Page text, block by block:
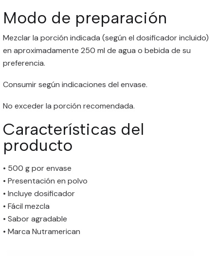
Modo de preparación
Mezclar la porción indicada (según el dosificador incluido)
en aproximadamente 250 ml de agua o bebida de su
preferencia.
Consumir según indicaciones del envase.
No exceder la porción recomendada.
Características del
producto
• 500 g por envase
• Presentación en polvo
• Incluye dosificador
• Fácil mezcla
• Sabor agradable
• Marca Nutramerican